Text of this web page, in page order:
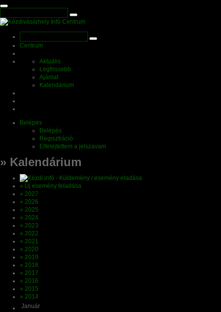
Centrum
Aktuális
Legfrissebb
Ajánlat
Kalendárium
Belépés
Belépés
Regisztráció
Elfelejtettem a jelszavam
» Kalendárium
» Új esemény feladása
» 2027
» 2026
» 2025
» 2024
» 2023
» 2022
» 2021
» 2020
» 2019
» 2018
» 2017
» 2016
» 2015
» 2014
Január